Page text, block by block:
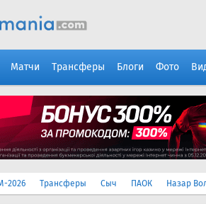
Матчи Трансферы Блоги Фото
2026 Трансферы Сыч ПАОК Назар